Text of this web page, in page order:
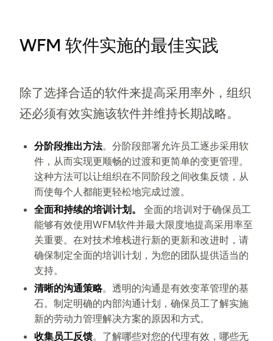
WFM 软件实施的最佳实践
除了选择合适的软件来提高采用率外，组织
还必须有效实施该软件并维持长期战略。
分阶段推出方法。分阶段部署允许员工逐步采用软
件，从而实现更顺畅的过渡和更简单的变更管理。
这种方法可以让组织在不同阶段之间收集反馈，从
而使每个人都能更轻松地完成过渡。
全面和持续的培训计划。
全面的培训对于确保员工
能够有效使用WFM软件并最大限度地提高采用率至
关重要。在对技术堆栈进行新的更新和改进时，请
确保制定全面的培训计划，为您的团队提供适当的
支持。
清晰的沟通策略。透明的沟通是有效变革管理的基
石。制定明确的内部沟通计划，确保员工了解实施
新的劳动力管理解决方案的原因和方式。
收集员工反馈。了解哪些对您的代理有效，哪些无